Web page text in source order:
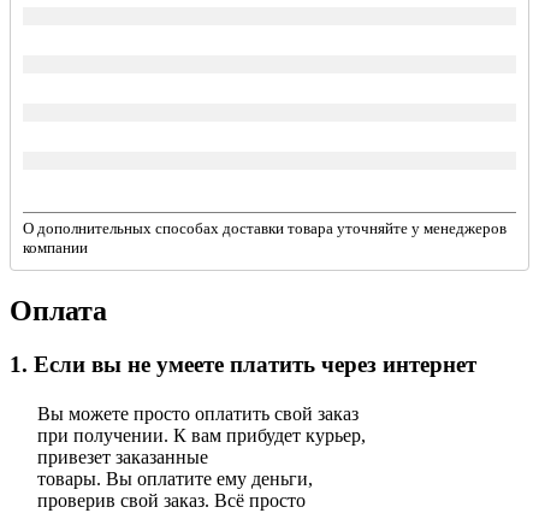
О дополнительных способах доставки товара уточняйте у менеджеров
компании
Оплата
1. Если вы не умеете платить через интернет
Вы можете просто оплатить свой заказ
при получении. К вам прибудет курьер,
привезет заказанные
товары. Вы оплатите ему деньги,
проверив свой заказ. Всё просто